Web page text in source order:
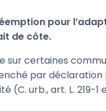
pour
de côte.
sur certaines
par déclaration
(C. urb., art. L. 219-1